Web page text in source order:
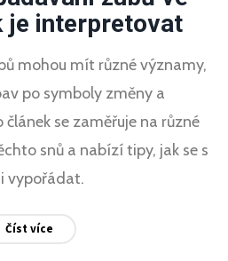
je interpretovat
mohou mít různé významy,
po symboly změny a
se zaměřuje na různé
snů a nabízí tipy, jak se s
vypořádat.
Číst více